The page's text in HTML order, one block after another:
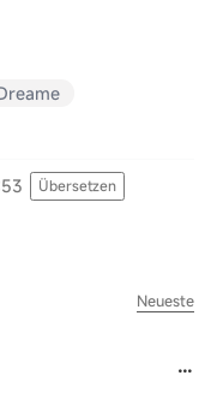
Übersetzen
Neueste